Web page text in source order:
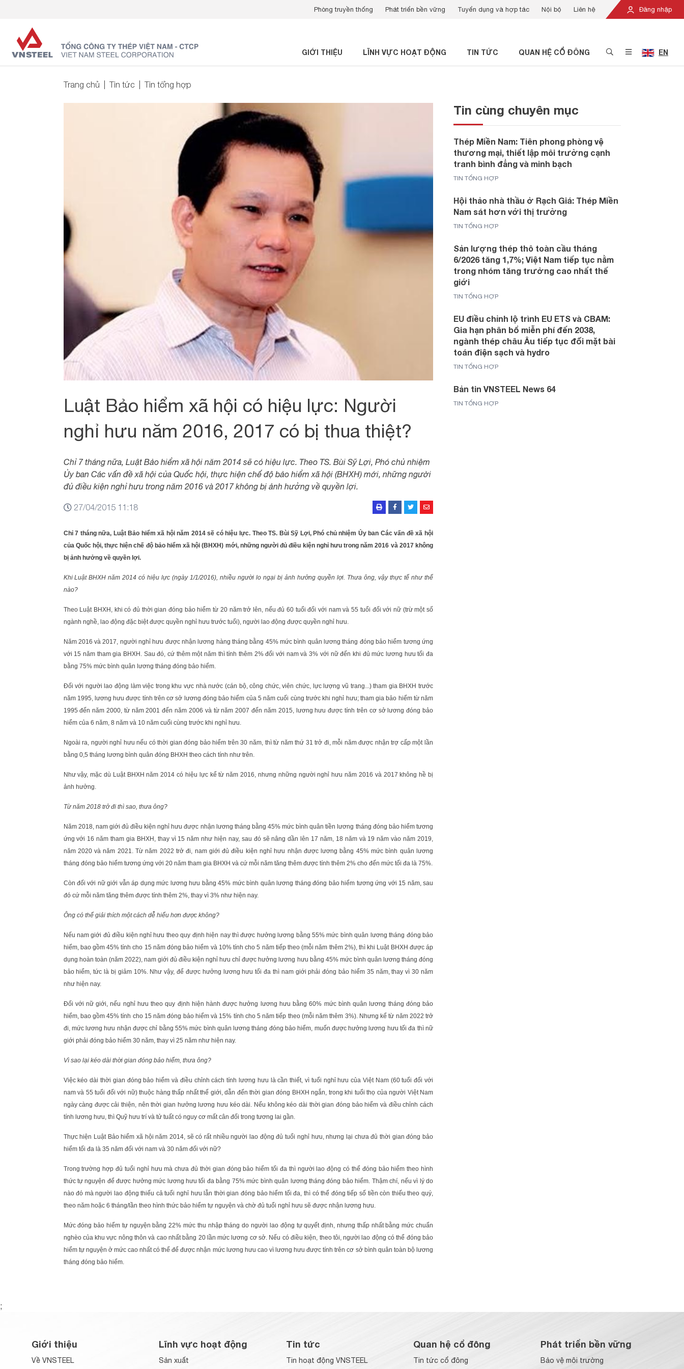
Đăng nhập
Phòng truyền thống Phát triển bền vững Tuyển dụng và hợp tác Nội bộ Liên hệ
GIỚI THIỆU LĨNH VỰC HOẠT ĐỘNG TIN TỨC QUAN HỆ CỔ ĐÔNG EN
Trang chủ Tin tức Tin tổng hợp
Luật Bảo hiểm xã hội có hiệu lực: Người
nghỉ hưu năm 2016, 2017 có bị thua thiệt?
Chỉ 7 tháng nữa, Luật Bảo hiểm xã hội năm 2014 sẽ có hiệu lực. Theo TS. Bùi Sỹ Lợi, Phó chủ nhiệm
Ủy ban Các vấn đề xã hội của Quốc hội, thực hiện chế độ bảo hiểm xã hội (BHXH) mới, những người
đủ điều kiện nghỉ hưu trong năm 2016 và 2017 không bị ảnh hưởng về quyền lợi.
27/04/2015 11:18
Chỉ 7 tháng nữa, Luật Bảo hiểm xã hội năm 2014 sẽ có hiệu lực. Theo TS. Bùi Sỹ Lợi, Phó chủ nhiệm Ủy ban Các vấn đề xã hội
của Quốc hội, thực hiện chế độ bảo hiểm xã hội (BHXH) mới, những người đủ điều kiện nghỉ hưu trong năm 2016 và 2017 không
bị ảnh hưởng về quyền lợi.
Khi Luật BHXH năm 2014 có hiệu lực (ngày 1/1/2016), nhiều người lo ngại bị ảnh hưởng quyền lợi. Thưa ông, vậy thực tế như thế
nào?
Theo Luật BHXH, khi có đủ thời gian đóng bảo hiểm từ 20 năm trở lên, nếu đủ 60 tuổi đối với nam và 55 tuổi đối với nữ (trừ một số
ngành nghề, lao động đặc biệt được quyền nghỉ hưu trước tuổi), người lao động được quyền nghỉ hưu.
Năm 2016 và 2017, người nghỉ hưu được nhận lương hàng tháng bằng 45% mức bình quân lương tháng đóng bảo hiểm tương ứng
với 15 năm tham gia BHXH. Sau đó, cứ thêm một năm thì tính thêm 2% đối với nam và 3% với nữ đến khi đủ mức lương hưu tối đa
bằng 75% mức bình quân lương tháng đóng bảo hiểm.
Đối với người lao động làm việc trong khu vực nhà nước (cán bộ, công chức, viên chức, lực lượng vũ trang...) tham gia BHXH trước
năm 1995, lương hưu được tính trên cơ sở lương đóng bảo hiểm của 5 năm cuối cùng trước khi nghỉ hưu; tham gia bảo hiểm từ năm
1995 đến năm 2000, từ năm 2001 đến năm 2006 và từ năm 2007 đến năm 2015, lương hưu được tính trên cơ sở lương đóng bảo
hiểm của 6 năm, 8 năm và 10 năm cuối cùng trước khi nghỉ hưu.
Ngoài ra, người nghỉ hưu nếu có thời gian đóng bảo hiểm trên 30 năm, thì từ năm thứ 31 trở đi, mỗi năm được nhận trợ cấp một lần
bằng 0,5 tháng lương bình quân đóng BHXH theo cách tính như trên.
Như vậy, mặc dù Luật BHXH năm 2014 có hiệu lực kể từ năm 2016, nhưng những người nghỉ hưu năm 2016 và 2017 không hề bị
ảnh hưởng.
Từ năm 2018 trở đi thì sao, thưa ông?
Năm 2018, nam giới đủ điều kiện nghỉ hưu được nhận lương tháng bằng 45% mức bình quân tiền lương tháng đóng bảo hiểm tương
ứng với 16 năm tham gia BHXH, thay vì 15 năm như hiện nay, sau đó sẽ nâng dần lên 17 năm, 18 năm và 19 năm vào năm 2019,
năm 2020 và năm 2021. Từ năm 2022 trở đi, nam giới đủ điều kiện nghỉ hưu nhận được lương bằng 45% mức bình quân lương
tháng đóng bảo hiểm tương ứng với 20 năm tham gia BHXH và cứ mỗi năm tăng thêm được tính thêm 2% cho đến mức tối đa là 75%.
Còn đối với nữ giới vẫn áp dụng mức lương hưu bằng 45% mức bình quân lương tháng đóng bảo hiểm tương ứng với 15 năm, sau
đó cứ mỗi năm tăng thêm được tính thêm 2%, thay vì 3% như hiện nay.
Ông có thể giải thích một cách dễ hiểu hơn được không?
Nếu nam giới đủ điều kiện nghỉ hưu theo quy định hiện nay thì được hưởng lương bằng 55% mức bình quân lương tháng đóng bảo
hiểm, bao gồm 45% tính cho 15 năm đóng bảo hiểm và 10% tính cho 5 năm tiếp theo (mỗi năm thêm 2%), thì khi Luật BHXH được áp
dụng hoàn toàn (năm 2022), nam giới đủ điều kiện nghỉ hưu chỉ được hưởng lương hưu bằng 45% mức bình quân lương tháng đóng
bảo hiểm, tức là bị giảm 10%. Như vậy, để được hưởng lương hưu tối đa thì nam giới phải đóng bảo hiểm 35 năm, thay vì 30 năm
như hiện nay.
Đối với nữ giới, nếu nghỉ hưu theo quy định hiện hành được hưởng lương hưu bằng 60% mức bình quân lương tháng đóng bảo
hiểm, bao gồm 45% tính cho 15 năm đóng bảo hiểm và 15% tính cho 5 năm tiếp theo (mỗi năm thêm 3%). Nhưng kể từ năm 2022 trở
đi, mức lương hưu nhận được chỉ bằng 55% mức bình quân lương tháng đóng bảo hiểm, muốn được hưởng lương hưu tối đa thì nữ
giới phải đóng bảo hiểm 30 năm, thay vì 25 năm như hiện nay.
Vì sao lại kéo dài thời gian đóng bảo hiểm, thưa ông?
Việc kéo dài thời gian đóng bảo hiểm và điều chỉnh cách tính lương hưu là cần thiết, vì tuổi nghỉ hưu của Việt Nam (60 tuổi đối với
nam và 55 tuổi đối với nữ) thuộc hàng thấp nhất thế giới, dẫn đến thời gian đóng BHXH ngắn, trong khi tuổi thọ của người Việt Nam
ngày càng được cải thiện, nên thời gian hưởng lương hưu kéo dài. Nếu không kéo dài thời gian đóng bảo hiểm và điều chỉnh cách
tính lương hưu, thì Quỹ hưu trí và tử tuất có nguy cơ mất cân đối trong tương lai gần.
Thực hiện Luật Bảo hiểm xã hội năm 2014, sẽ có rất nhiều người lao động đủ tuổi nghỉ hưu, nhưng lại chưa đủ thời gian đóng bảo
hiểm tối đa là 35 năm đối với nam và 30 năm đối với nữ?
Trong trường hợp đủ tuổi nghỉ hưu mà chưa đủ thời gian đóng bảo hiểm tối đa thì người lao động có thể đóng bảo hiểm theo hình
thức tự nguyện để được hưởng mức lương hưu tối đa bằng 75% mức bình quân lương tháng đóng bảo hiểm. Thậm chí, nếu vì lý do
nào đó mà người lao động thiếu cả tuổi nghỉ hưu lẫn thời gian đóng bảo hiểm tối đa, thì có thể đóng tiếp số tiền còn thiếu theo quý,
theo năm hoặc 6 tháng/lần theo hình thức bảo hiểm tự nguyện và chờ đủ tuổi nghỉ hưu sẽ được nhận lương hưu.
Mức đóng bảo hiểm tự nguyện bằng 22% mức thu nhập tháng do người lao động tự quyết định, nhưng thấp nhất bằng mức chuẩn
nghèo của khu vực nông thôn và cao nhất bằng 20 lần mức lương cơ sở. Nếu có điều kiện, theo tôi, người lao động có thể đóng bảo
hiểm tự nguyện ở mức cao nhất có thể để được nhận mức lương hưu cao vì lương hưu được tính trên cơ sở bình quân toàn bộ lương
tháng đóng bảo hiểm.
Tin cùng chuyên mục
Thép Miền Nam: Tiên phong phòng vệ
thương mại, thiết lập môi trường cạnh
tranh bình đẳng và minh bạch
TIN TỔNG HỢP
Hội thảo nhà thầu ở Rạch Giá: Thép Miền
Nam sát hơn với thị trường
TIN TỔNG HỢP
Sản lượng thép thô toàn cầu tháng
6/2026 tăng 1,7%; Việt Nam tiếp tục nằm
trong nhóm tăng trưởng cao nhất thế
giới
TIN TỔNG HỢP
EU điều chỉnh lộ trình EU ETS và CBAM:
Gia hạn phân bổ miễn phí đến 2038,
ngành thép châu Âu tiếp tục đối mặt bài
toán điện sạch và hydro
TIN TỔNG HỢP
Bản tin VNSTEEL News 64
TIN TỔNG HỢP
;
Giới thiệu
Về VNSTEEL
Lĩnh vực hoạt động
Sản xuất
Tin tức
Tin hoạt động VNSTEEL
Quan hệ cổ đông
Tin tức cổ đông
Phát triển bền vững
Bảo vệ môi trường